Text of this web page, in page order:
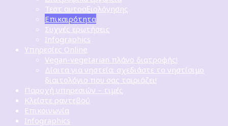
Τεστ αυτοαξιολόγησης
Επικαιρότητα
Συχνές ερωτήσεις
Infographics
Υπηρεσίες Online
Vegan-vegetarian πλάνο διατροφής!
Δίαιτα για νηστεία: σχεδιάστε το νηστίσιμο
διαιτολόγιο που σας ταιριάζει!
Παροχή υπηρεσιών – τιμές
Κλείστε ραντεβού
Επικοινωνία
Infographics